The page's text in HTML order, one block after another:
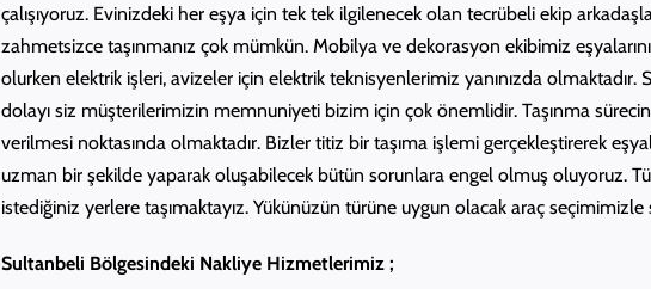
çalışıyoruz. Evinizdeki her eşya için tek tek ilgilenecek olan tecrübeli ekip
zahmetsizce taşınmanız çok mümkün. Mobilya ve dekorasyon ekibimiz
olurken elektrik işleri, avizeler için elektrik teknisyenlerimiz yanınızda
dolayı siz müşterilerimizin memnuniyeti bizim için çok önemlidir. Taşınma
verilmesi noktasında olmaktadır. Bizler titiz bir taşıma işlemi gerçekleştirerek
uzman bir şekilde yaparak oluşabilecek bütün sorunlara engel olmuş oluyoruz.
istediğiniz yerlere taşımaktayız. Yükünüzün türüne uygun olacak araç seçimimizle
Sultanbeli Bölgesindeki Nakliye Hizmetlerimiz ;